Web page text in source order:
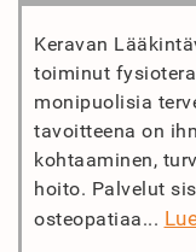
Keravan
toiminut
monipuolisia
tavoitteena on
kohtaaminen,
hoito. Palvelut
osteopatiaa...